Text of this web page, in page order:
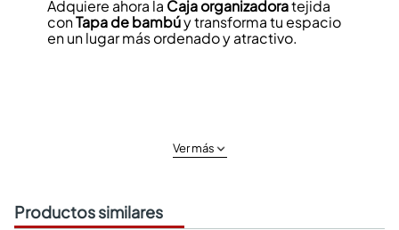
Adquiere ahora la Caja organizadoratejida
conTapa de bambúy transforma tu espacio
en un lugar más ordenado y atractivo.
Ver más
Productos similares